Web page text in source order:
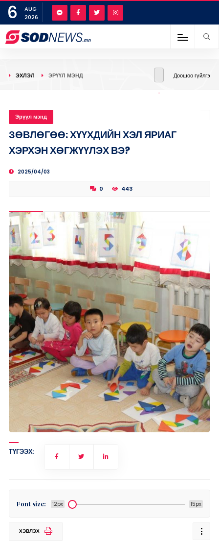
6
AUG
2026
ЭХЛЭЛ ЭРҮҮЛ МЭНД Доошоо гүйлгэ
Эрүүл мэнд
ЗӨВЛӨГӨӨ: ХҮҮХДИЙН ХЭЛ ЯРИАГ
ХЭРХЭН ХӨГЖҮҮЛЭХ ВЭ?
2025/04/03
0 443
ТҮГЭЭХ:
Font size: 12px 15px
ХЭВЛЭХ